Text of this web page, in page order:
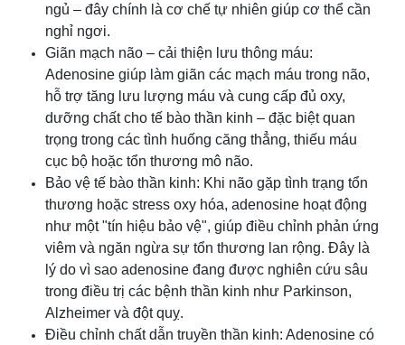
ngủ – đây chính là cơ chế tự nhiên giúp cơ thể cần
nghỉ ngơi.
Giãn mạch não – cải thiện lưu thông máu:
Adenosine giúp làm giãn các mạch máu trong não,
hỗ trợ tăng lưu lượng máu và cung cấp đủ oxy,
dưỡng chất cho tế bào thần kinh – đặc biệt quan
trọng trong các tình huống căng thẳng, thiếu máu
cục bộ hoặc tổn thương mô não.
Bảo vệ tế bào thần kinh: Khi não gặp tình trạng tổn
thương hoặc stress oxy hóa, adenosine hoạt động
như một "tín hiệu bảo vệ", giúp điều chỉnh phản ứng
viêm và ngăn ngừa sự tổn thương lan rộng. Đây là
lý do vì sao adenosine đang được nghiên cứu sâu
trong điều trị các bệnh thần kinh như Parkinson,
Alzheimer và đột quỵ.
Điều chỉnh chất dẫn truyền thần kinh: Adenosine có